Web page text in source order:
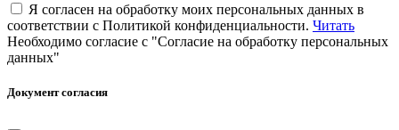
Я согласен на обработку моих персональных данных в
соответствии с Политикой конфиденциальности. Читать
Необходимо согласие с "Согласие на обработку персональных
данных"
Документ согласия